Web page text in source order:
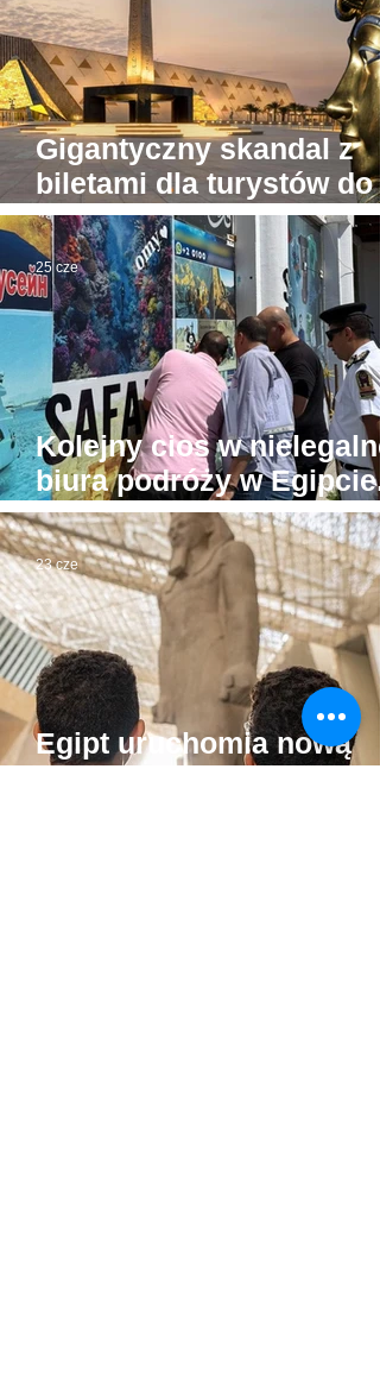
Gigantyczny skandal z
biletami dla turystów do
Wielkiego Muzeum
Egipskiego
Kolejny cios w nielegalne
biura podróży w Egipcie.
Tu już prawdziwa wojna
25 cze
Egipt uruchomia nową
23 cze